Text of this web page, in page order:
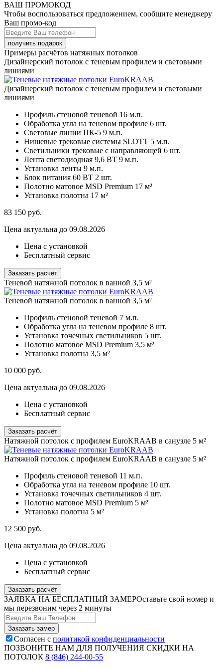
ВАШ ПРОМОКОД
Чтобы воспользоваться предложением, сообщите менеджеру
Ваш промо-код
Примеры расчётов натяжных потолков
Дизайнерский потолок с теневым профилем и световыми
линиями
Дизайнерский потолок с теневым профилем и световыми
линиями
Профиль стеновой теневой 16 м.п.
Обработка угла на теневом профиле 6 шт.
Световые линии ПК-5 9 м.п.
Нишевые трековые системы SLOTT 5 м.п.
Светильники трековые с направляющей 6 шт.
Лента светодиодная 9,6 ВТ 9 м.п.
Установка ленты 9 м.п.
Блок питания 60 ВТ 2 шт.
Полотно матовое MSD Premium 17 м²
Установка полотна 17 м²
83 150 руб.
Цена актуальна до 09.08.2026
Цена с установкой
Бесплатный сервис
Заказать расчёт
Теневой натяжной потолок в ванной 3,5 м²
Теневой натяжной потолок в ванной 3,5 м²
Профиль стеновой теневой 7 м.п.
Обработка угла на теневом профиле 8 шт.
Установка точечных светильников 5 шт.
Полотно матовое MSD Premium 3,5 м²
Установка полотна 3,5 м²
10 000 руб.
Цена актуальна до 09.08.2026
Цена с установкой
Бесплатный сервис
Заказать расчёт
Натяжной потолок с профилем EuroKRAAB в санузле 5 м²
Натяжной потолок с профилем EuroKRAAB в санузле 5 м²
Профиль стеновой теневой 11 м.п.
Обработка угла на теневом профиле 10 шт.
Установка точечных светильников 4 шт.
Полотно матовое MSD Premium 5 м²
Установка полотна 5 м²
12 500 руб.
Цена актуальна до 09.08.2026
Цена с установкой
Бесплатный сервис
Заказать расчёт
ЗАЯВКА НА БЕСПЛАТНЫЙ ЗАМЕРОставьте свой номер и
мы перезвоним через 2 минуты
Согласен с политикой конфиденциальности
ПОЗВОНИТЕ НАМ ДЛЯ ПОЛУЧЕНИЯ СКИДКИ НА
ПОТОЛОК 8 (846) 244-00-55